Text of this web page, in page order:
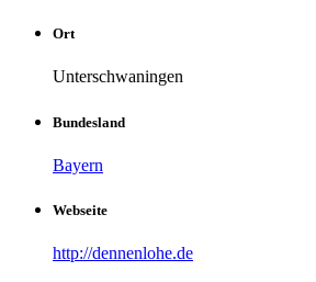
Ort
Unterschwaningen
Bundesland
Bayern
Webseite
http://dennenlohe.de